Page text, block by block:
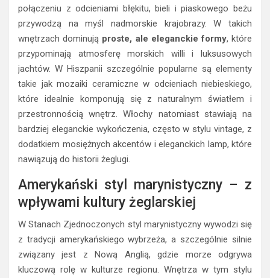
połączeniu z odcieniami błękitu, bieli i piaskowego beżu
przywodzą na myśl nadmorskie krajobrazy. W takich
wnętrzach dominują proste, ale eleganckie formy, które
przypominają atmosferę morskich willi i luksusowych
jachtów. W Hiszpanii szczególnie popularne są elementy
takie jak mozaiki ceramiczne w odcieniach niebieskiego,
które idealnie komponują się z naturalnym światłem i
przestronnością wnętrz. Włochy natomiast stawiają na
bardziej eleganckie wykończenia, często w stylu vintage, z
dodatkiem mosiężnych akcentów i eleganckich lamp, które
nawiązują do historii żeglugi.
Amerykański styl marynistyczny – z
wpływami kultury żeglarskiej
W Stanach Zjednoczonych styl marynistyczny wywodzi się
z tradycji amerykańskiego wybrzeża, a szczególnie silnie
związany jest z Nową Anglią, gdzie morze odgrywa
kluczową rolę w kulturze regionu. Wnętrza w tym stylu